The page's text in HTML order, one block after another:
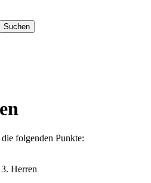
Suchen
folgenden Punkte:
Herren